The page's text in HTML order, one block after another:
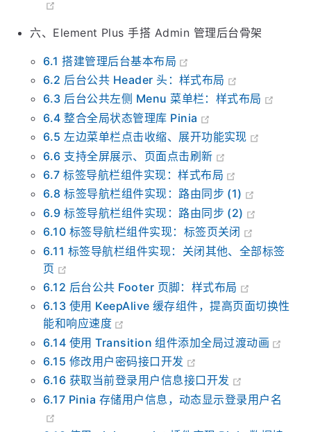
5.16 角色鉴权：添加演示账号，仅支持查询操作
六、Element Plus 手搭 Admin 管理后台骨架
6.1 搭建管理后台基本布局
6.2 后台公共 Header 头：样式布局
6.3 后台公共左侧 Menu 菜单栏：样式布局
6.4 整合全局状态管理库 Pinia
6.5 左边菜单栏点击收缩、展开功能实现
6.6 支持全屏展示、页面点击刷新
6.7 标签导航栏组件实现：样式布局
6.8 标签导航栏组件实现：路由同步 (1)
6.9 标签导航栏组件实现：路由同步 (2)
6.10 标签导航栏组件实现：标签页关闭
6.11 标签导航栏组件实现：关闭其他、全部标签
页
6.12 后台公共 Footer 页脚：样式布局
6.13 使用 KeepAlive 缓存组件，提高页面切换性
能和响应速度
6.14 使用 Transition 组件添加全局过渡动画
6.15 修改用户密码接口开发
6.16 获取当前登录用户信息接口开发
6.17 Pinia 存储用户信息，动态显示登录用户名